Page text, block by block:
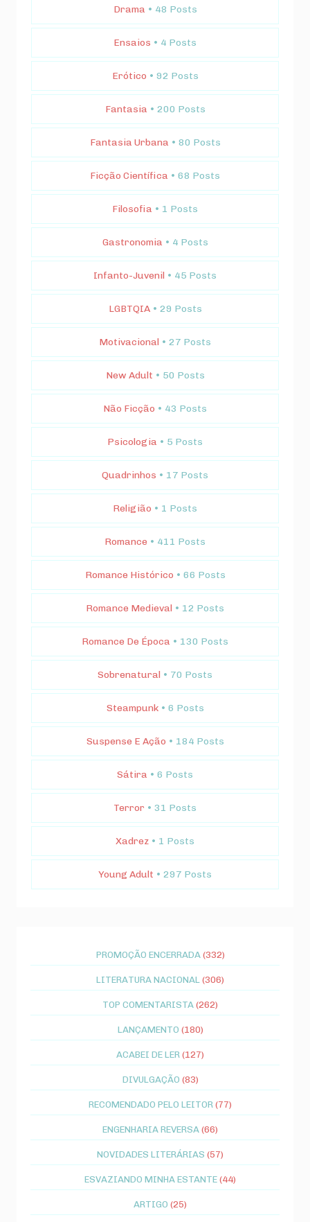
Drama • 48 Posts
Ensaios • 4 Posts
Erótico • 92 Posts
Fantasia • 200 Posts
Fantasia Urbana • 80 Posts
Ficção Científica • 68 Posts
Filosofia • 1 Posts
Gastronomia • 4 Posts
Infanto-Juvenil • 45 Posts
LGBTQIA • 29 Posts
Motivacional • 27 Posts
New Adult • 50 Posts
Não Ficção • 43 Posts
Psicologia • 5 Posts
Quadrinhos • 17 Posts
Religião • 1 Posts
Romance • 411 Posts
Romance Histórico • 66 Posts
Romance Medieval • 12 Posts
Romance De Época • 130 Posts
Sobrenatural • 70 Posts
Steampunk • 6 Posts
Suspense E Ação • 184 Posts
Sátira • 6 Posts
Terror • 31 Posts
Xadrez • 1 Posts
Young Adult • 297 Posts
PROMOÇÃO ENCERRADA (332)
LITERATURA NACIONAL (306)
TOP COMENTARISTA(262)
LANÇAMENTO (180)
ACABEI DE LER (127)
DIVULGAÇÃO (83)
RECOMENDADO PELO LEITOR (77)
ENGENHARIA REVERSA(66)
NOVIDADES LITERÁRIAS (57)
ESVAZIANDO MINHA ESTANTE(44)
ARTIGO (25)